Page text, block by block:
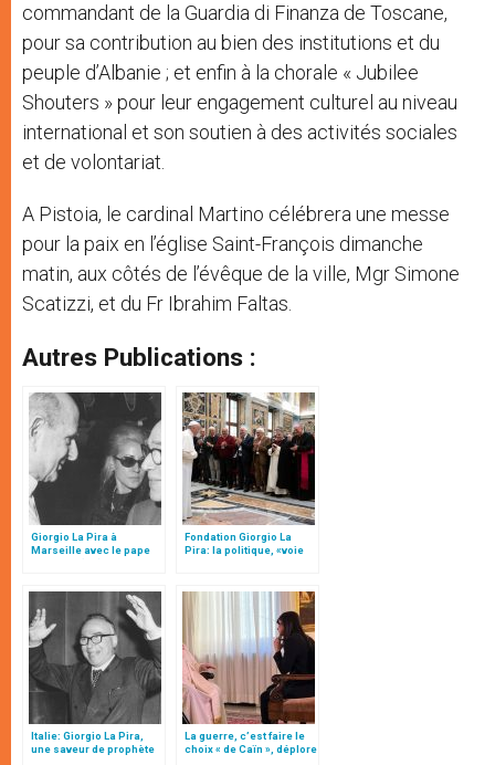
commandant de la Guardia di Finanza de Toscane,
pour sa contribution au bien des institutions et du
peuple d’Albanie ; et enfin à la chorale « Jubilee
Shouters » pour leur engagement culturel au niveau
international et son soutien à des activités sociales
et de volontariat.
A Pistoia, le cardinal Martino célébrera une messe
pour la paix en l’église Saint-François dimanche
matin, aux côtés de l’évêque de la ville, Mgr Simone
Scatizzi, et du Fr Ibrahim Faltas.
Autres Publications :
Giorgio La Pira à
Marseille avec le pape
François (2/3)
Fondation Giorgio La
Pira: la politique, «voie
(traduction complète)
Italie: Giorgio La Pira,
une saveur de prophète
La guerre, c’est faire le
choix « de Caïn », déplore